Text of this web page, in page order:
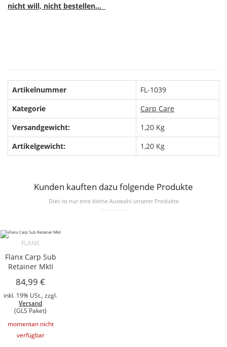
nicht will, nicht bestellen...
Artikelnummer
FL-1039
Kategorie
Carp Care
Versandgewicht:
1,20 Kg
Artikelgewicht:
1,20 Kg
Kunden kauften dazu folgende Produkte
Dies ist nur eine kleine Auswahl unserer Produkte
FLANX
Flanx Carp Sub
Retainer MkII
84,99 €
inkl. 19% USt., zzgl.
Versand
(GLS Paket)
momentan nicht
verfügbar